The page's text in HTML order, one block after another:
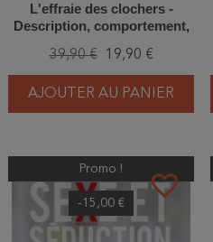
L'effraie des clochers -
Description, comportement,
39,90 € 19,90 €
AJOUTER AU PANIER
favorite_border
Promo !
-15,00 €